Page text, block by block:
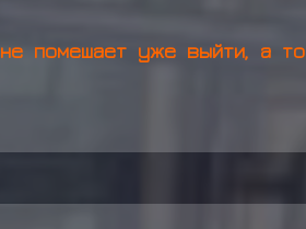
помешает уже выйти, а